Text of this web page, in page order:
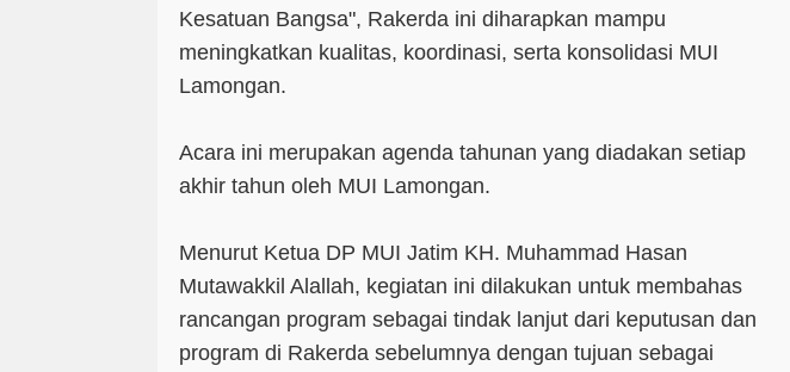
Kesatuan Bangsa", Rakerda ini diharapkan mampu
meningkatkan kualitas, koordinasi, serta konsolidasi MUI
Lamongan.
Acara ini merupakan agenda tahunan yang diadakan setiap
akhir tahun oleh MUI Lamongan.
Menurut Ketua DP MUI Jatim KH. Muhammad Hasan
Mutawakkil Alallah, kegiatan ini dilakukan untuk membahas
rancangan program sebagai tindak lanjut dari keputusan dan
program di Rakerda sebelumnya dengan tujuan sebagai